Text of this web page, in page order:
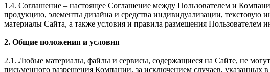
1.4. Соглашение – настоящее Соглашение между Пользователем и
продукцию, элементы дизайна и средства индивидуализации,
материалы Сайта, а также условия и правила размещения
2. Общие положения и условия
2.1. Любые материалы, файлы и сервисы, содержащиеся на Сайте, не
письменного разрешения Компании, за исключением случаев, указанных